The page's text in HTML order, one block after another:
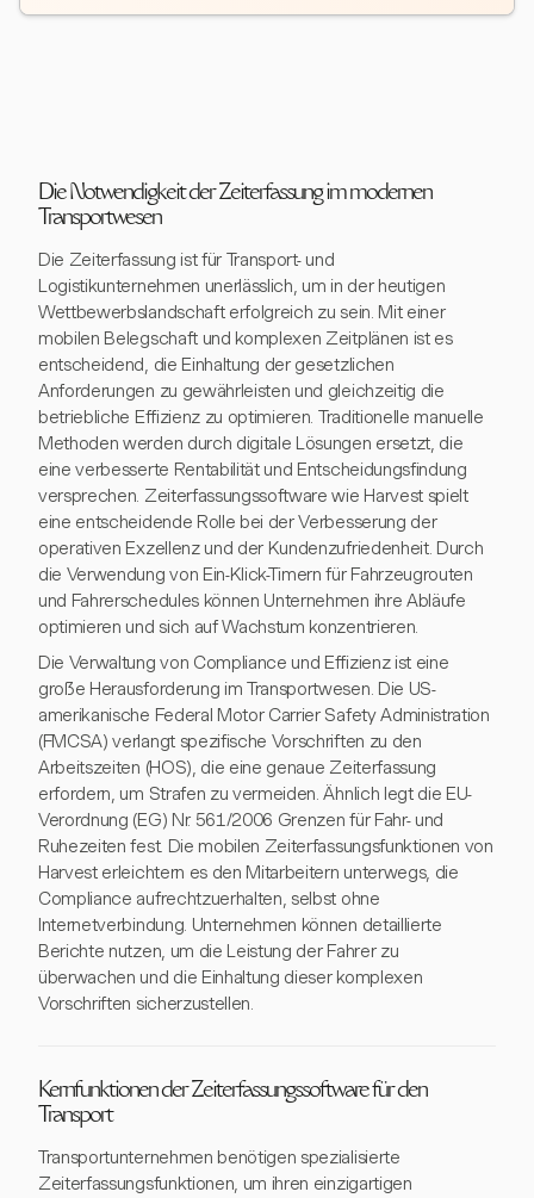
Die Notwendigkeit der Zeiterfassung im modernen
Transportwesen
Die Zeiterfassung ist für Transport- und
Logistikunternehmen unerlässlich, um in der heutigen
Wettbewerbslandschaft erfolgreich zu sein. Mit einer
mobilen Belegschaft und komplexen Zeitplänen ist es
entscheidend, die Einhaltung der gesetzlichen
Anforderungen zu gewährleisten und gleichzeitig die
betriebliche Effizienz zu optimieren. Traditionelle manuelle
Methoden werden durch digitale Lösungen ersetzt, die
eine verbesserte Rentabilität und Entscheidungsfindung
versprechen. Zeiterfassungssoftware wie Harvest spielt
eine entscheidende Rolle bei der Verbesserung der
operativen Exzellenz und der Kundenzufriedenheit. Durch
die Verwendung von Ein-Klick-Timern für Fahrzeugrouten
und Fahrerschedules können Unternehmen ihre Abläufe
optimieren und sich auf Wachstum konzentrieren.
Die Verwaltung von Compliance und Effizienz ist eine
große Herausforderung im Transportwesen. Die US-
amerikanische Federal Motor Carrier Safety Administration
(FMCSA) verlangt spezifische Vorschriften zu den
Arbeitszeiten (HOS), die eine genaue Zeiterfassung
erfordern, um Strafen zu vermeiden. Ähnlich legt die EU-
Verordnung (EG) Nr. 561/2006 Grenzen für Fahr- und
Ruhezeiten fest. Die mobilen Zeiterfassungsfunktionen von
Harvest erleichtern es den Mitarbeitern unterwegs, die
Compliance aufrechtzuerhalten, selbst ohne
Internetverbindung. Unternehmen können detaillierte
Berichte nutzen, um die Leistung der Fahrer zu
überwachen und die Einhaltung dieser komplexen
Vorschriften sicherzustellen.
Kernfunktionen der Zeiterfassungssoftware für den
Transport
Transportunternehmen benötigen spezialisierte
Zeiterfassungsfunktionen, um ihren einzigartigen